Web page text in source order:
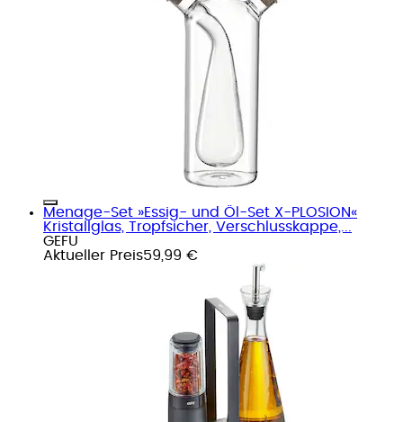
Menage-Set »Essig- und Öl-Set X-PLOSION«
Kristallglas, Tropfsicher, Verschlusskappe,...
GEFU
Aktueller Preis59,99 €